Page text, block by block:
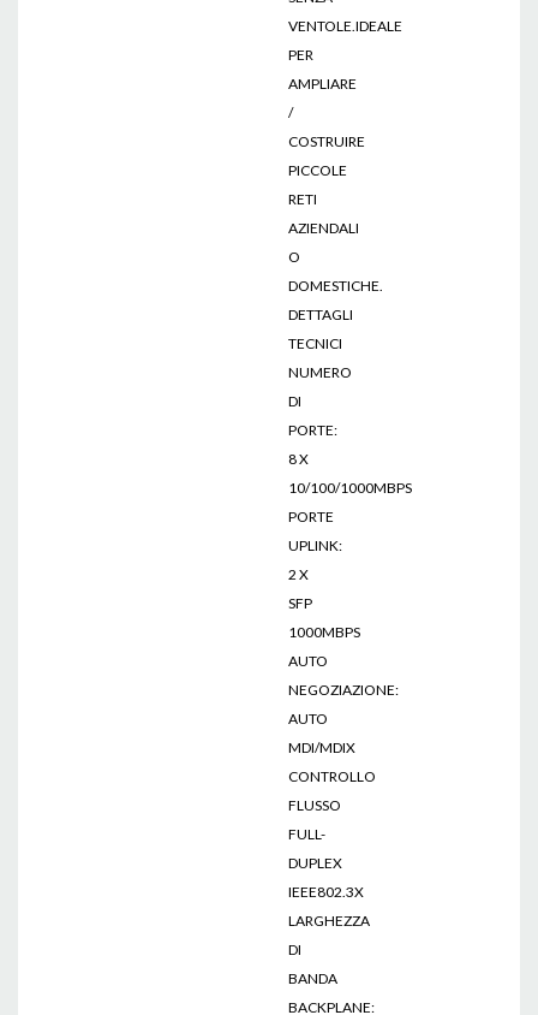
VENTOLE.IDEALE
PER
AMPLIARE
/
COSTRUIRE
PICCOLE
RETI
AZIENDALI
O
DOMESTICHE.
DETTAGLI
TECNICI
NUMERO
DI
PORTE:
8 X
10/100/1000MBPS
PORTE
UPLINK:
2 X
SFP
1000MBPS
AUTO
NEGOZIAZIONE:
AUTO
MDI/MDIX
CONTROLLO
FLUSSO
FULL-
DUPLEX
IEEE802.3X
LARGHEZZA
DI
BANDA
BACKPLANE: